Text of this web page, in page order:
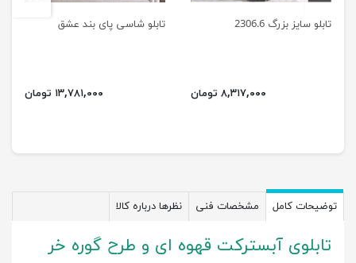
تابلو سایز بزرگ 2306.6
۸,۳۱۷,۰۰۰ تومان
تابلو شاسی پای بند عشق
۱۳,۷۸۱,۰۰۰ تومان
توضیحات کامل مشخصات فنی نظرها درباره کالا
تابلوی آبسترکت قهوه ای و طرح گوره خر